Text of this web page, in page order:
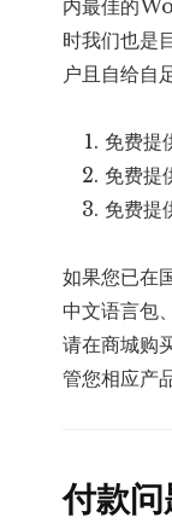
内最佳的
时我们也是
户且自给自
免费提
免费提
免费提
如果您已在
中文语言包
请在商城购
管您相应产
付款问